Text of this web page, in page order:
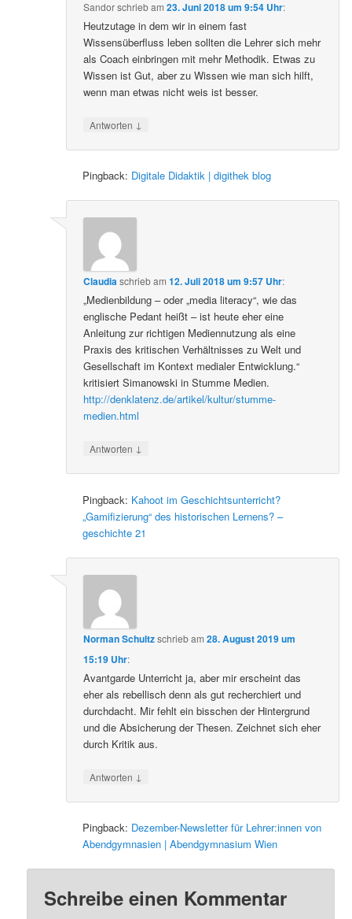
Sandorschriebam23. Juni 2018 um 9:54 Uhr:
Heutzutage in dem wir in einem fast
Wissensüberfluss leben sollten die Lehrer sich mehr
als Coach einbringen mit mehr Methodik. Etwas zu
Wissen ist Gut, aber zu Wissen wie man sich hilft,
wenn man etwas nicht weis ist besser.
Antworten ↓
Pingback: Digitale Didaktik | digithek blog
Claudiaschriebam12. Juli 2018 um 9:57 Uhr:
„Medienbildung – oder „media literacy“, wie das
englische Pedant heißt – ist heute eher eine
Anleitung zur richtigen Mediennutzung als eine
Praxis des kritischen Verhältnisses zu Welt und
Gesellschaft im Kontext medialer Entwicklung.“
kritisiert Simanowski in Stumme Medien.
http://denklatenz.de/artikel/kultur/stumme-
medien.html
Antworten ↓
Pingback: Kahoot im Geschichtsunterricht?
„Gamifizierung“ des historischen Lernens? –
geschichte 21
Norman Schultzschriebam28. August 2019 um
15:19 Uhr:
Avantgarde Unterricht ja, aber mir erscheint das
eher als rebellisch denn als gut recherchiert und
durchdacht. Mir fehlt ein bisschen der Hintergrund
und die Absicherung der Thesen. Zeichnet sich eher
durch Kritik aus.
Antworten ↓
Pingback: Dezember-Newsletter für Lehrer:innen von
Abendgymnasien | Abendgymnasium Wien
Schreibe einen Kommentar